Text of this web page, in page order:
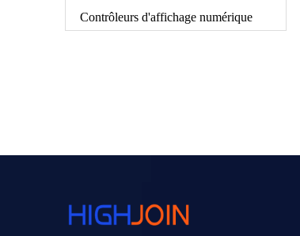
Contrôleurs d'affichage numérique